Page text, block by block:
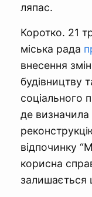
ляпас.
Коротко. 21
міська рада
внесення
будівництву
соціального
де визначила
відпочинку
корисна
залишається